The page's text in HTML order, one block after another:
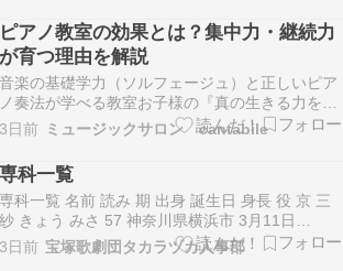
ピアノ教室の効果とは？集中力・継続力
が育つ理由を解説
音楽の基礎学力（ソルフェージュ）と正しいピア
ノ奏法が学べる教室お子様の『真の生きる力を育
てる』音楽教室神奈川県横須賀市三春町 京浜急行
線「堀ノ内」徒歩７分スタインウェイでピアノレ
ッスンピアノ・ソルフェージュ教室 カンタービレ
ブログにお越し頂き誠にありがとうございます。
☆:;;…
3日前 ミュージックサロン cantabile
専科一覧
専科一覧 名前 読み 期 出身 誕生日 身長 役 京 三
紗 きょう みさ 57 神奈川県横浜市 3月11日
155cm 娘 汝鳥 伶 なとり れい 57 大阪府吹田市 4
月20日 164cm 男 一樹 千尋 いつき ちひ […]
3日前 宝塚歌劇団タカラヅカ人事部